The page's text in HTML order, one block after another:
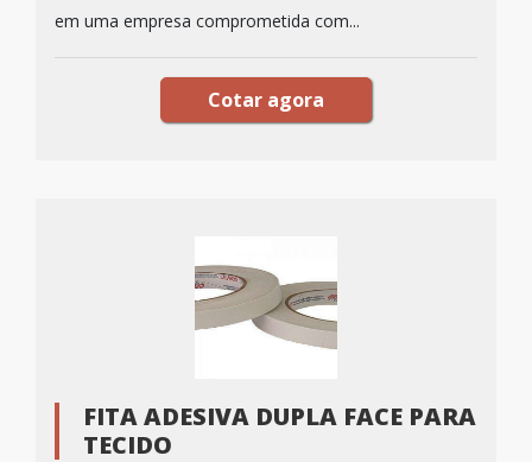
em uma empresa comprometida com...
Cotar agora
FITA ADESIVA DUPLA FACE PARA
TECIDO